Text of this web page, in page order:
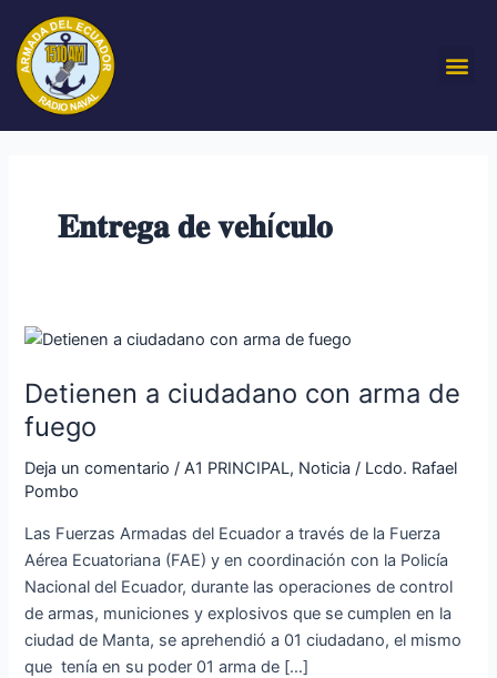
contenido
𝐄𝐧𝐭𝐫𝐞𝐠𝐚 𝐝𝐞 𝐯𝐞𝐡í𝐜𝐮𝐥𝐨
Detienen a ciudadano con arma de
fuego
Deja un comentario /A1 PRINCIPAL, Noticia / Lcdo. Rafael
Pombo
Las Fuerzas Armadas del Ecuador a través de la Fuerza
Aérea Ecuatoriana (FAE) y en coordinación con la Policía
Nacional del Ecuador, durante las operaciones de control
de armas, municiones y explosivos que se cumplen en la
ciudad de Manta, se aprehendió a 01 ciudadano, el mismo
que tenía en su poder 01 arma de […]
Detienen
ciudadano
con
arma
de
fuego